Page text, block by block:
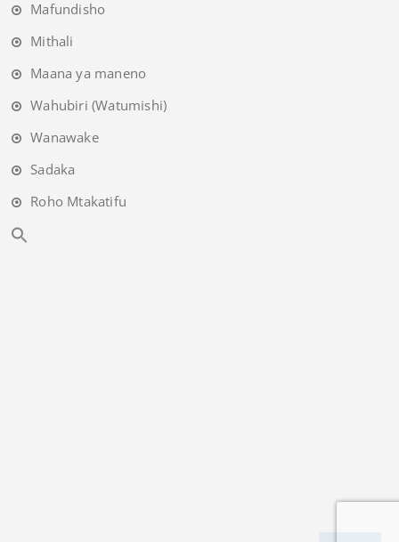
Mafundisho
Mithali
Maana ya maneno
Wahubiri (Watumishi)
Wanawake
Sadaka
Roho Mtakatifu